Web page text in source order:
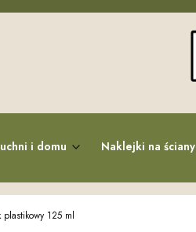
i domu Naklejki na ściany
plastikowy 125 ml